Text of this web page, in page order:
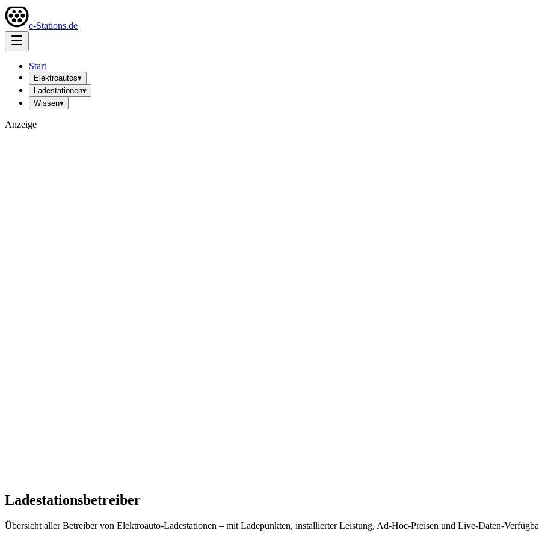
e-Stations.de
Start
Elektroautos▾
Ladestationen▾
Wissen▾
Anzeige
Ladestationsbetreiber
Übersicht aller Betreiber von Elektroauto-Ladestationen – mit Ladepunkten, installierter Leistung, Ad-Hoc-Preisen und Live-Daten-